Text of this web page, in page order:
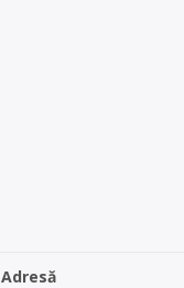
Adresă